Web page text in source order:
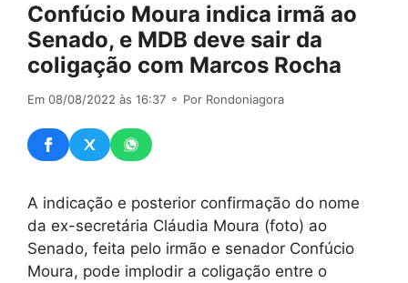
Confúcio Moura indica irmã ao
Senado, e MDB deve sair da
coligação com Marcos Rocha
Em 08/08/2022 às 16:37 ⚬ Por Rondoniagora
A indicação e posterior confirmação do nome
da ex-secretária Cláudia Moura (foto) ao
Senado, feita pelo irmão e senador Confúcio
Moura, pode implodir a coligação entre o